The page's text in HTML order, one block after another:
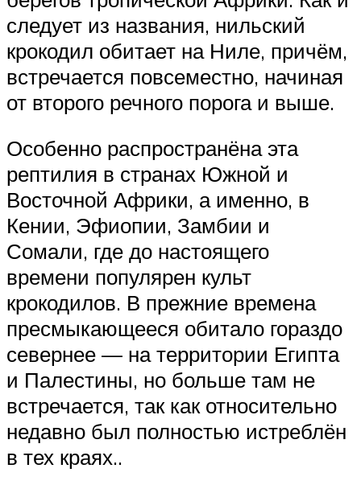
следует из названия, нильский
крокодил обитает на Ниле, причём,
встречается повсеместно, начиная
от второго речного порога и выше.
Особенно распространёна эта
рептилия в странах Южной и
Восточной Африки, а именно, в
Кении, Эфиопии, Замбии и
Сомали, где до настоящего
времени популярен культ
крокодилов. В прежние времена
пресмыкающееся обитало гораздо
севернее — на территории Египта
и Палестины, но больше там не
встречается, так как относительно
недавно был полностью истреблён
в тех краях..